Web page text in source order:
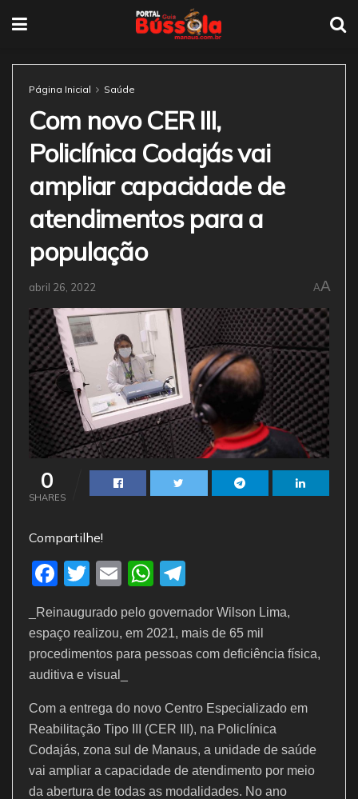
Página Inicial Saúde
Com novo CER III,
Policlínica Codajás vai
ampliar capacidade de
atendimentos para a
população
abril 26, 2022 AA
0
SHARES
Compartilhe!
F
c
e
b
o
o
k
T
w
itt
er
E
m
ai
l
W
at
s
p
p
el
e
gr
m
_Reinaugurado pelo governador Wilson Lima,
espaço realizou, em 2021, mais de 65 mil
procedimentos para pessoas com deficiência física,
auditiva e visual_
Com a entrega do novo Centro Especializado em
Reabilitação Tipo III (CER III), na Policlínica
Codajás, zona sul de Manaus, a unidade de saúde
vai ampliar a capacidade de atendimento por meio
da abertura de todas as modalidades. No ano